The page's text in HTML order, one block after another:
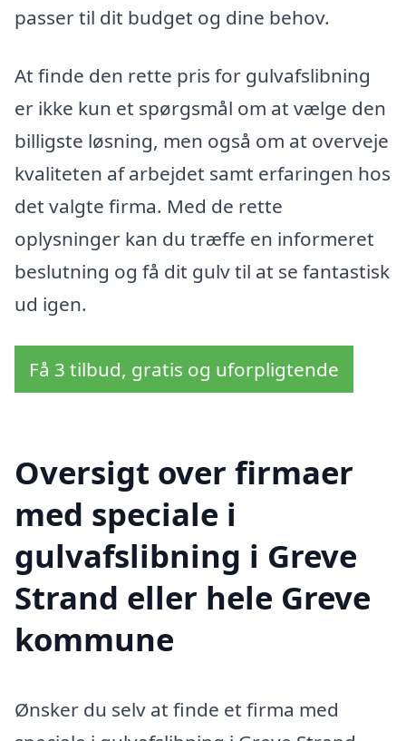
passer til dit budget og dine behov.
At finde den rette pris for gulvafslibning
er ikke kun et spørgsmål om at vælge den
billigste løsning, men også om at overveje
kvaliteten af arbejdet samt erfaringen hos
det valgte firma. Med de rette
oplysninger kan du træffe en informeret
beslutning og få dit gulv til at se fantastisk
ud igen.
Få 3 tilbud, gratis og uforpligtende
Oversigt over firmaer
med speciale i
gulvafslibning i Greve
Strand eller hele Greve
kommune
Ønsker du selv at finde et firma med